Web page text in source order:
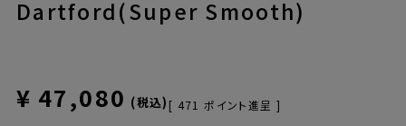
Dartford(Super Smooth)
¥ 47,080 税込 [ 471 ポイント進呈 ]